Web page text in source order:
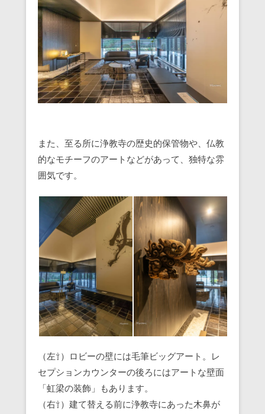
また、至る所に浄教寺の歴史的保管物や、仏教
的なモチーフのアートなどがあって、独特な雰
囲気です。
（左⇧）ロビーの壁には毛筆ビッグアート。レ
セプションカウンターの後ろにはアートな壁面
「虹梁の装飾」もあります。
（右⇧）建て替える前に浄教寺にあった木鼻が